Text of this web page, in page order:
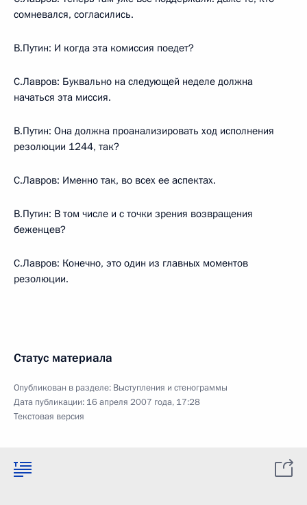
сомневался, согласились.
В.Путин: И когда эта комиссия поедет?
С.Лавров: Буквально на следующей неделе должна
начаться эта миссия.
В.Путин: Она должна проанализировать ход исполнения
резолюции 1244, так?
С.Лавров: Именно так, во всех ее аспектах.
В.Путин: В том числе и с точки зрения возвращения
беженцев?
С.Лавров: Конечно, это один из главных моментов
резолюции.
Статус материала
Опубликован в разделе: Выступления и стенограммы
Дата публикации: 16 апреля 2007 года, 17:28
Текстовая версия